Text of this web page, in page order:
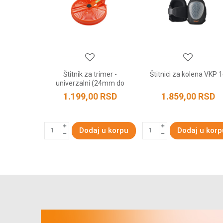
POŠALJI
Štitnik za trimer -
univerzalni (24mm do
32mm) - Tarup
1.199,00 RSD
Dodaj u korpu
Štitnici za kolena VKP
1.859,00 RSD
Dodaj u